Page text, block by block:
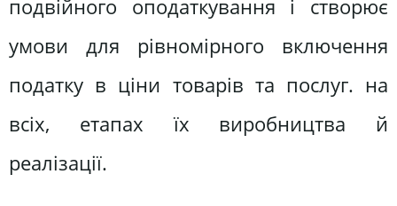
подвійного оподаткування і створює
умови для рівномірного включення
податку в ціни товарів та послуг. на
всіх, етапах їх виробництва й
реалізації.